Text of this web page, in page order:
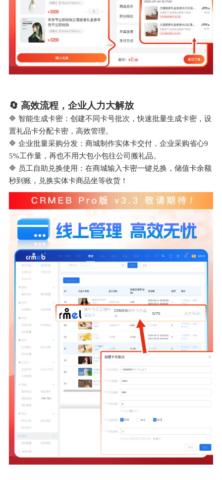
🔄 高效流程，企业人力大解放
🔷 智能生成卡密：创建不同卡号批次，快速批量生成卡密，设
置礼品卡分配卡密，高效管理。
🔷 企业批量采购分发：商城制作实体卡交付，企业采购省心9
5%工作量，再也不用大包小包往公司搬礼品。
🔷 员工自助兑换使用：在商城输入卡密一键兑换，储值卡余额
秒到账，兑换实体卡商品坐等收货！